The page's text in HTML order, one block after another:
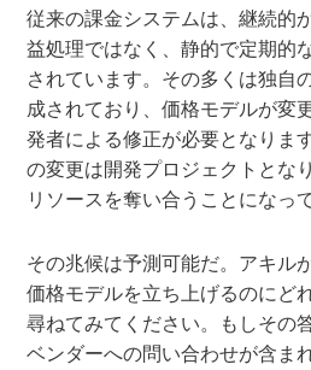
従来の課金システムは、継続的
益処理ではなく、静的で定期的
されています。その多くは独自
成されており、価格モデルが変
発者による修正が必要となりま
の変更は開発プロジェクトとな
リソースを奪い合うことになっ
その兆候は予測可能だ。アキル
価格モデルを立ち上げるのにど
尋ねてみてください。もしその
ベンダーへの問い合わせが含ま